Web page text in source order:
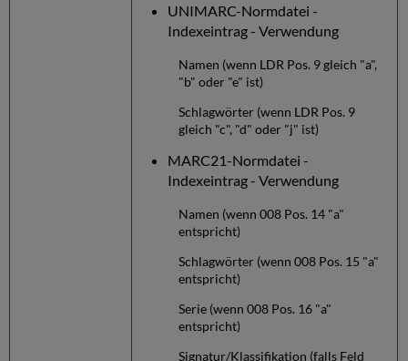
UNIMARC-Normdatei -
Indexeintrag - Verwendung
Namen (wenn LDR Pos. 9 gleich "a",
"b" oder "e" ist)
Schlagwörter (wenn LDR Pos. 9
gleich "c", "d" oder "j" ist)
MARC21-Normdatei -
Indexeintrag - Verwendung
Namen (wenn 008 Pos. 14 "a"
entspricht)
Schlagwörter (wenn 008 Pos. 15 "a"
entspricht)
Serie (wenn 008 Pos. 16 "a"
entspricht)
Signatur/Klassifikation (falls Feld